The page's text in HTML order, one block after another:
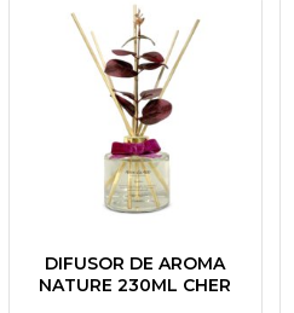
DIFUSOR DE AROMA
NATURE 230ML CHER